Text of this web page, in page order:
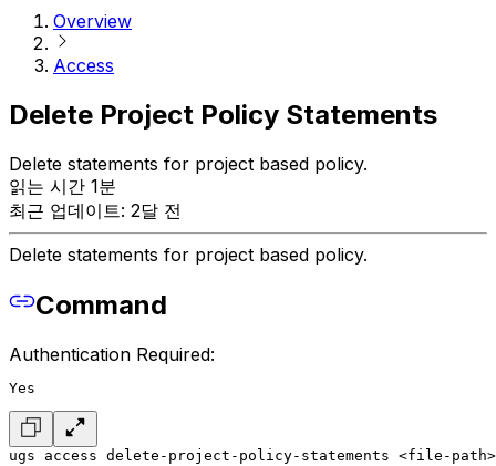
Overview
Access
Delete Project Policy Statements
Delete statements for project based policy.
읽는 시간 1분
최근 업데이트: 2달 전
Delete statements for project based policy.
Command
Authentication Required:
Yes
ugs access delete-project-policy-statements <file-